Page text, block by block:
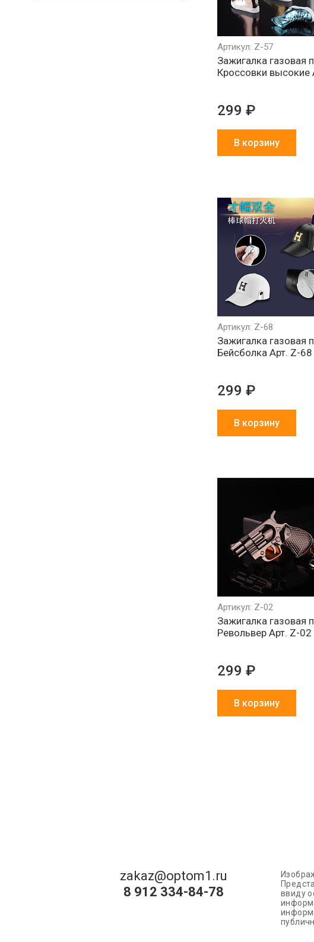
Артикул: Z-57
Зажигалка газовая
Кроссовки высокие
299 ₽
В корзину
Артикул: Z-68
Зажигалка газовая
Бейсболка Арт. Z-68
299 ₽
В корзину
Артикул: Z-02
Зажигалка газовая
Револьвер Арт. Z-02
299 ₽
В корзину
zakaz@optom1.ru
8 912 334-84-78
ввиду